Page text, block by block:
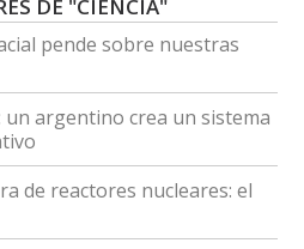
DE "CIENCIA"
pende sobre nuestras
argentino crea un sistema
de reactores nucleares: el